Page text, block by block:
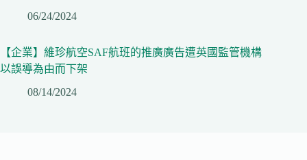
06/24/2024
【企業】維珍航空SAF航班的推廣廣告遭英國監管機構
以誤導為由而下架
08/14/2024